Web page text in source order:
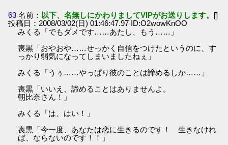
63 名前： 以下、名無しにかわりましてVIPがお送りします。 []
投稿日：2008/03/02(日) 01:46:47.97 ID:O2wowKnOO
みくる「でもダメです……あたし、もう……」
喪黒「おやおや……せっかく自信をつけたというのに、す
っかり弱気になってしまいましたねぇ」
みくる「うぅ……やっぱり彼のことは諦めるしか……」
喪黒「いいえ、諦めることはありませんよ。
朝比奈さん！」
みくる「は、はい！」
喪黒「今一度、あなたは恋に生きるのです！ 生きなけれ
ば、ならないのです！！」